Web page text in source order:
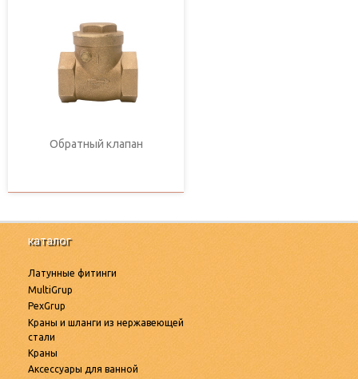
Обратный клапан
каталог
Латунные фитинги
MultiGrup
PexGrup
Краны и шланги из нержавеющей
стали
Краны
Аксессуары для ванной